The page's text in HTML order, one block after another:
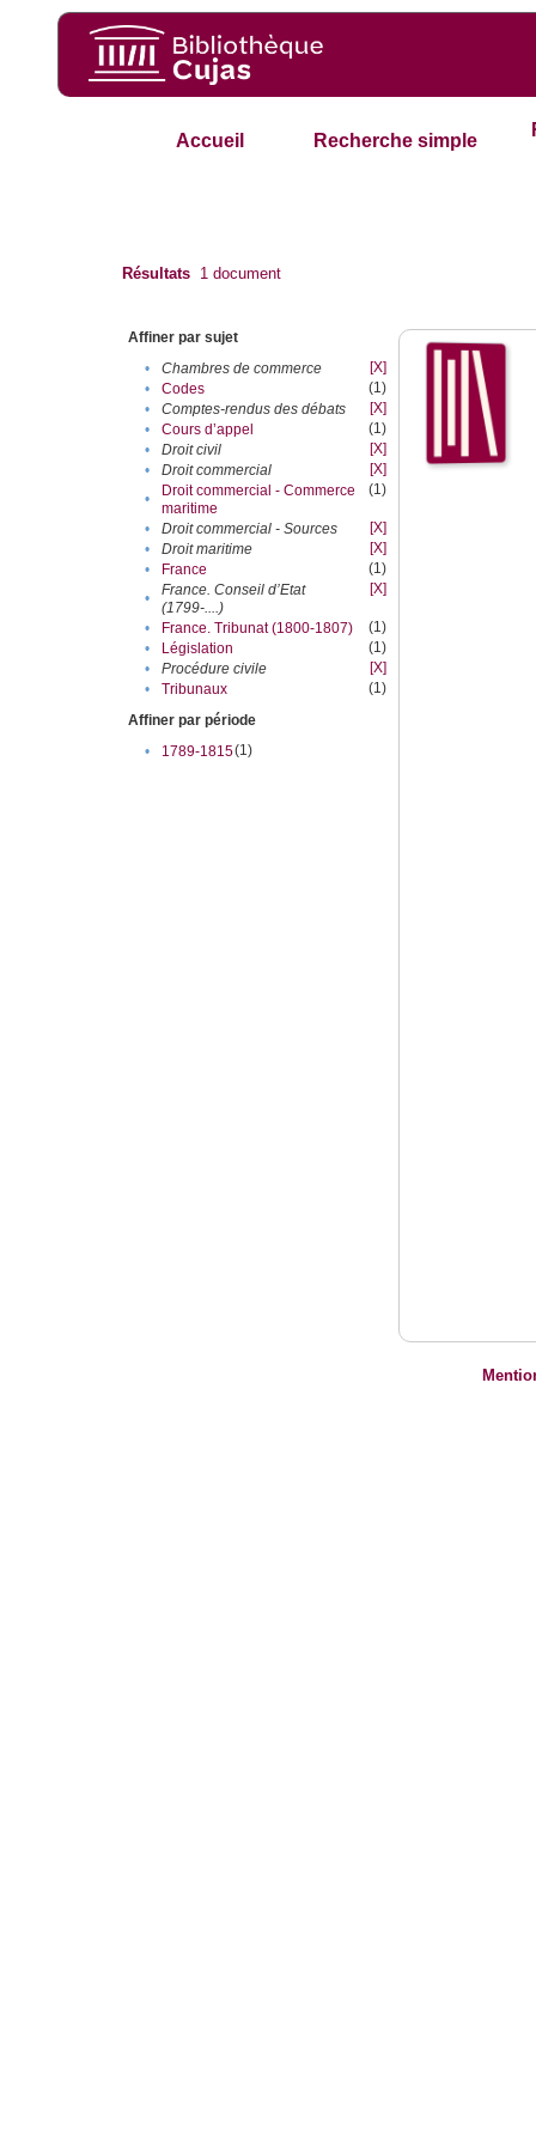
Accueil Recherche simple
Résultats 1 document
Affiner par sujet
•
Chambres de commerce
[X]
•
Codes
(1)
•
Comptes-rendus des débats
[X]
•
Cours d’appel
(1)
•
Droit civil
[X]
•
Droit commercial
[X]
•
Droit commercial - Commerce
maritime
(1)
• Droit commercial - Sources
[X]
•
Droit maritime
[X]
•
France
(1)
•
France. Conseil d’Etat
(1799-....)
[X]
• France. Tribunat (1800-1807)
(1)
•
Législation
(1)
•
Procédure civile
[X]
•
Tribunaux
(1)
Affiner par période
•
1789-1815(1)